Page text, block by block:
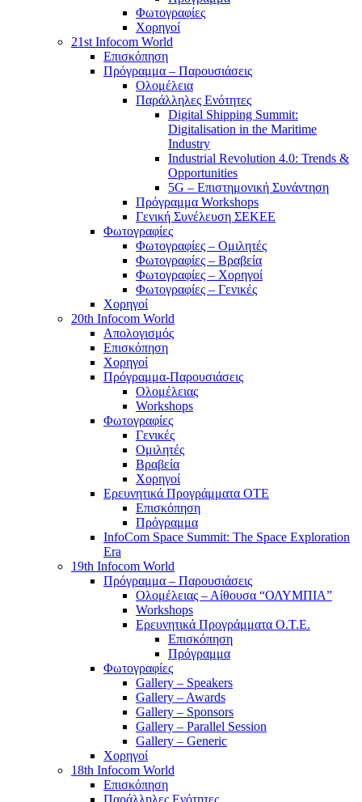
Φωτογραφίες
Χορηγοί
21st Infocom World
Επισκόπηση
Πρόγραμμα – Παρουσιάσεις
Ολομέλεια
Παράλληλες Ενότητες
Digital Shipping Summit:
Digitalisation in the Maritime
Industry
Industrial Revolution 4.0: Trends &
Opportunities
5G – Επιστημονική Συνάντηση
Πρόγραμμα Workshops
Γενική Συνέλευση ΣΕΚΕΕ
Φωτογραφίες
Φωτογραφίες – Ομιλητές
Φωτογραφίες – Βραβεία
Φωτογραφίες – Χορηγοί
Φωτογραφίες – Γενικές
Χορηγοί
20th Infocom World
Απολογισμός
Επισκόπηση
Χορηγοί
Πρόγραμμα-Παρουσιάσεις
Ολομέλειας
Workshops
Φωτογραφίες
Γενικές
Ομιλητές
Βραβεία
Χορηγοί
Ερευνητικά Προγράμματα ΟΤΕ
Επισκόπηση
Πρόγραμμα
InfoCom Space Summit: The Space Exploration
Era
19th Infocom World
Πρόγραμμα – Παρουσιάσεις
Ολομέλειας – Αίθουσα “ΟΛΥΜΠΙΑ”
Workshops
Ερευνητικά Προγράμματα Ο.Τ.Ε.
Επισκόπηση
Πρόγραμμα
Φωτογραφίες
Gallery – Speakers
Gallery – Awards
Gallery – Sponsors
Gallery – Parallel Session
Gallery – Generic
Χορηγοί
18th Infocom World
Επισκόπηση
Παράλληλες Ενότητες